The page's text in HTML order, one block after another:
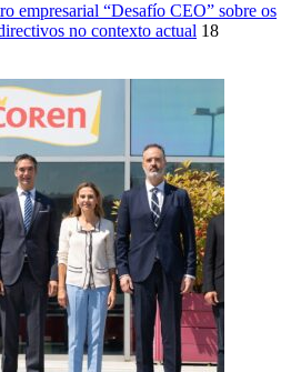
empresarial “Desafío CEO” sobre os
no contexto actual 18